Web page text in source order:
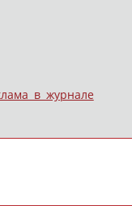
в журнале